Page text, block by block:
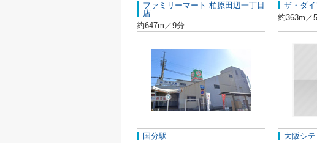
ファミリーマート 柏原田辺一丁目
店
約647m／9分
ザ・ダ
約363m／
国分駅
大阪シ